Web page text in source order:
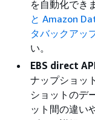
を自動化でき
と Amazon
タバックアッ
い。
EBS direct
ナップショッ
ショットのデ
ット間の違い